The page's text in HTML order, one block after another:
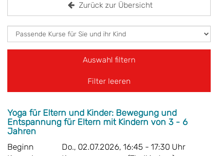
Zurück zur Übersicht
Filter leeren
Yoga für Eltern und Kinder: Bewegung und
Entspannung für Eltern mit Kindern von 3 - 6
Jahren
Beginn
Do., 02.07.2026, 16:45 - 17:30 Uhr